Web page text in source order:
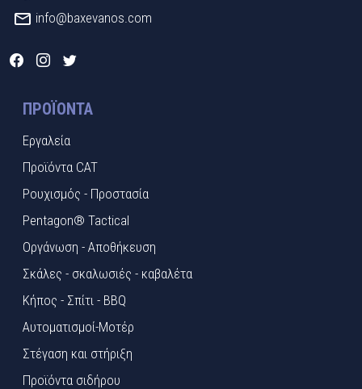
info@baxevanos.com
ΠΡΟΪΌΝΤΑ
Εργαλεία
Προϊόντα CAT
Ρουχισμός - Προστασία
Pentagon® Tactical
Οργάνωση - Αποθήκευση
Σκάλες - σκαλωσιές - καβαλέτα
Κήπος - Σπίτι - BBQ
Αυτοματισμοί-Μοτέρ
Στέγαση και στήριξη
Προϊόντα σιδήρου